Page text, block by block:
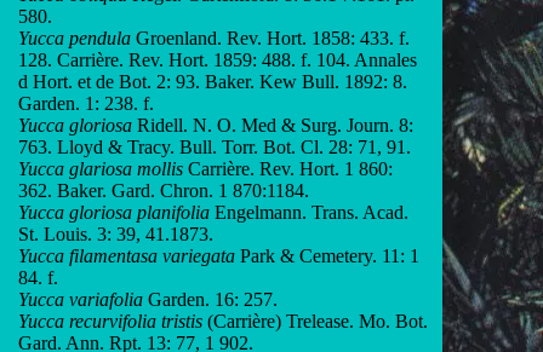
580.
Yucca pendula Groenland. Rev. Hort. 1858: 433. f.
128. Carrière. Rev. Hort. 1859: 488. f. 104. Annales
d Hort. et de Bot. 2: 93. Baker. Kew Bull. 1892: 8.
Garden. 1: 238. f.
Yucca gloriosa Ridell. N. O. Med & Surg. Journ. 8:
763. Lloyd & Tracy. Bull. Torr. Bot. Cl. 28: 71, 91.
Yucca glariosa mollis Carrière. Rev. Hort. 1 860:
362. Baker. Gard. Chron. 1 870:1184.
Yucca gloriosa planifolia Engelmann. Trans. Acad.
St. Louis. 3: 39, 41.1873.
Yucca filamentasa variegata Park & Cemetery. 11: 1
84. f.
Yucca variafolia Garden. 16: 257.
Yucca recurvifolia tristis (Carrière) Trelease. Mo. Bot.
Gard. Ann. Rpt. 13: 77, 1 902.